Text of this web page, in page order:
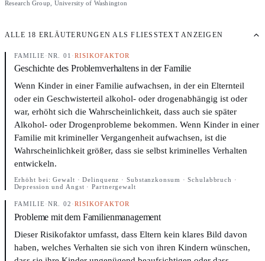
Research Group, University of Washington
ALLE 18 ERLÄUTERUNGEN ALS FLIESSTEXT ANZEIGEN
FAMILIE ·NR. 01 ·RISIKOFAKTOR
Geschichte des Problemverhaltens in der Familie
Wenn Kinder in einer Familie aufwachsen, in der ein Elternteil
oder ein Geschwisterteil alkohol- oder drogenabhängig ist oder
war, erhöht sich die Wahrscheinlichkeit, dass auch sie später
Alkohol- oder Drogenprobleme bekommen. Wenn Kinder in einer
Familie mit krimineller Vergangenheit aufwachsen, ist die
Wahrscheinlichkeit größer, dass sie selbst kriminelles Verhalten
entwickeln.
Erhöht bei:Gewalt · Delinquenz · Substanzkonsum · Schulabbruch ·
Depression und Angst · Partnergewalt
FAMILIE ·NR. 02 ·RISIKOFAKTOR
Probleme mit dem Familienmanagement
Dieser Risikofaktor umfasst, dass Eltern kein klares Bild davon
haben, welches Verhalten sie sich von ihren Kindern wünschen,